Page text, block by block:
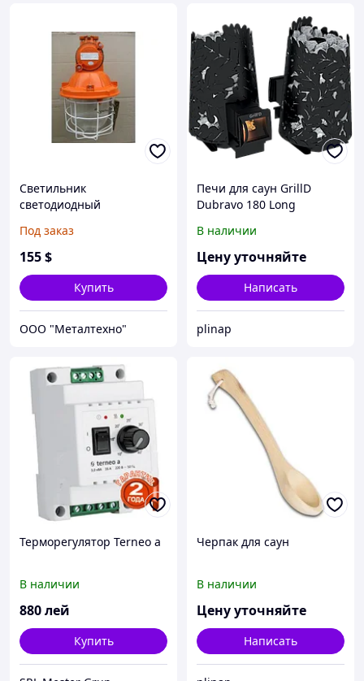
Светильник
светодиодный
Под заказ
155$
Купить
ООО "Металтехно"
Печи для саун GrillD
Dubravo 180 Long
В наличии
Цену уточняйте
Написать
plinap
Терморегулятор Terneo a
В наличии
880лей
Купить
Черпак для саун
В наличии
Цену уточняйте
Написать